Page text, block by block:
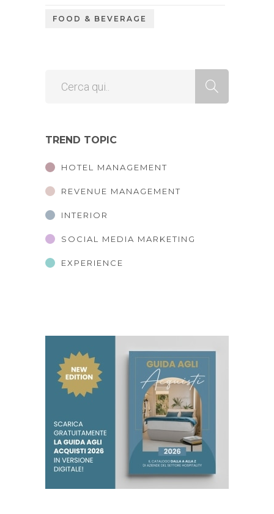
FOOD & BEVERAGE
TREND TOPIC
HOTEL MANAGEMENT
REVENUE MANAGEMENT
INTERIOR
SOCIAL MEDIA MARKETING
EXPERIENCE